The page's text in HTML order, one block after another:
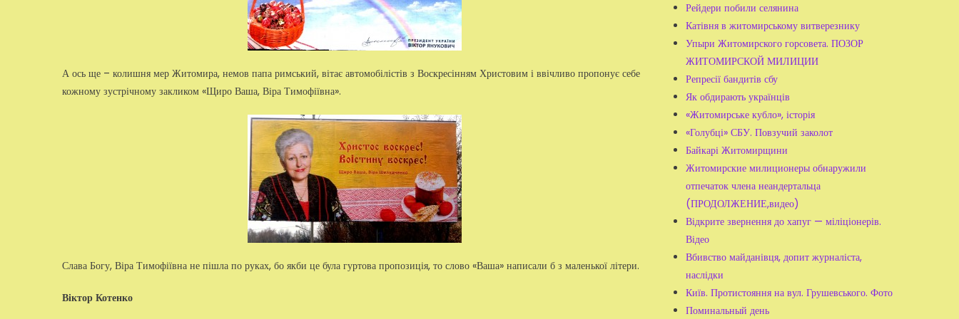
А ось ще – колишня мер Житомира, немов папа римський, вітає автомобілістів з Воскресінням Христовим і ввічливо пропонує себе
кожному зустрічному закликом «Щиро Ваша, Віра Тимофіївна».
Слава Богу, Віра Тимофіївна не пішла по руках, бо якби це була гуртова пропозиція, то слово «Ваша» написали б з маленької літери.
Віктор Котенко
Рейдери побили селянина
Катівня в житомирському витверезнику
Упыри Житомирского горсовета. ПОЗОР
ЖИТОМИРСКОЙ МИЛИЦИИ
Репресії бандитів сбу
Як обдирають українців
«Житомирське кубло», історія
«Голубці» СБУ. Повзучий заколот
Байкарі Житомирщини
Житомирские милиционеры обнаружили
отпечаток члена неандертальца
(ПРОДОЛЖЕНИЕ,видео)
Відкрите звернення до хапуг — міліціонерів.
Відео
Вбивство майданівця, допит журналіста,
наслідки
Київ. Протистояння на вул. Грушевського. Фото
Поминальный день